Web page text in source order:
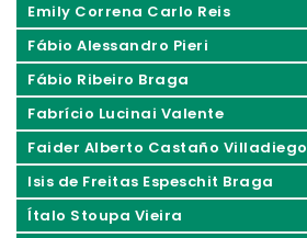
Emily Correna Carlo Reis
Fábio Alessandro Pieri
Fábio Ribeiro Braga
Fabrício Lucinai Valente
Faider Alberto Castaño Villadiego
Isis de Freitas Espeschit Braga
Ítalo Stoupa Vieira